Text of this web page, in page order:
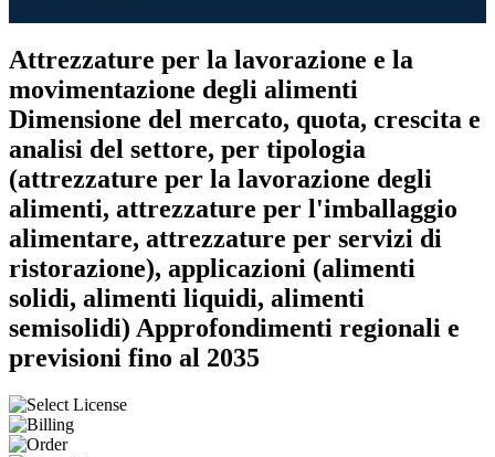
Attrezzature per la lavorazione e la
movimentazione degli alimenti
Dimensione del mercato, quota, crescita e
analisi del settore, per tipologia
(attrezzature per la lavorazione degli
alimenti, attrezzature per l'imballaggio
alimentare, attrezzature per servizi di
ristorazione), applicazioni (alimenti
solidi, alimenti liquidi, alimenti
semisolidi) Approfondimenti regionali e
previsioni fino al 2035